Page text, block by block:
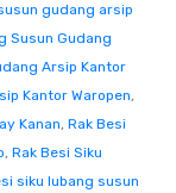
gudang arsip
Susun Gudang
Arsip Kantor
Kantor Waropen,
Kanan, Rak Besi
, Rak Besi Siku
siku lubang susun